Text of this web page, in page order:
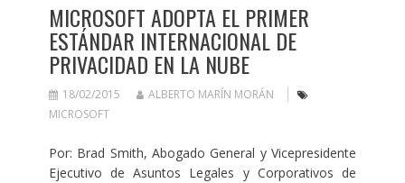
MICROSOFT ADOPTA EL PRIMER
ESTÁNDAR INTERNACIONAL DE
PRIVACIDAD EN LA NUBE
18/02/2015
ALBERTO MARÍN MORÁN
MICROSOFT
Por: Brad Smith, Abogado General y Vicepresidente
Ejecutivo de Asuntos Legales y Corporativos de